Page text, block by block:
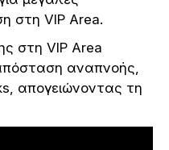
στη VIP Area.
στη VIP Area
αναπνοής,
απογειώνοντας τη